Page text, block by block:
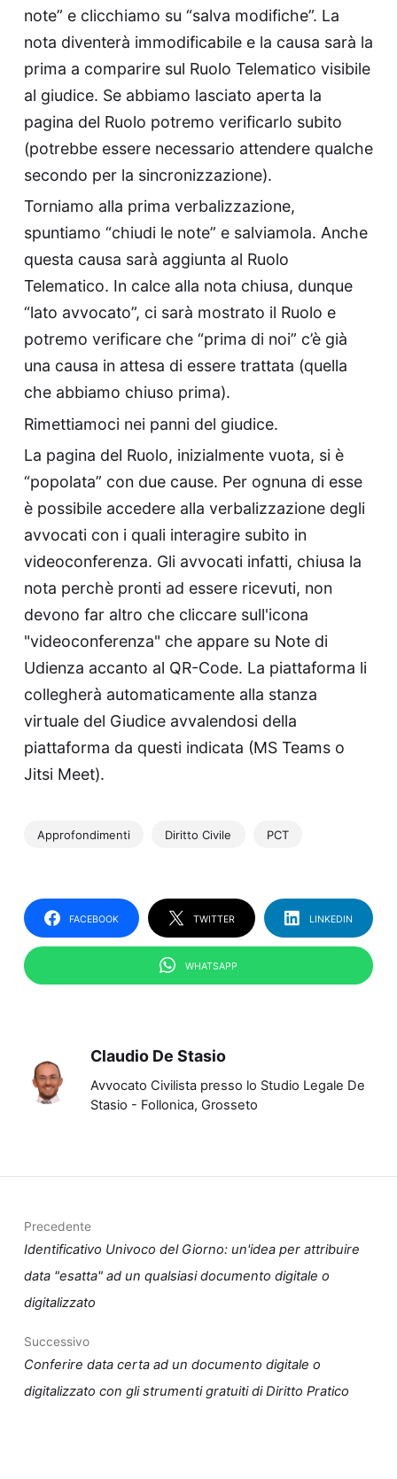
note” e clicchiamo su “salva modifiche”. La
nota diventerà immodificabile e la causa sarà la
prima a comparire sul Ruolo Telematico visibile
al giudice. Se abbiamo lasciato aperta la
pagina del Ruolo potremo verificarlo subito
(potrebbe essere necessario attendere qualche
secondo per la sincronizzazione).
Torniamo alla prima verbalizzazione,
spuntiamo “chiudi le note” e salviamola. Anche
questa causa sarà aggiunta al Ruolo
Telematico. In calce alla nota chiusa, dunque
“lato avvocato”, ci sarà mostrato il Ruolo e
potremo verificare che “prima di noi” c’è già
una causa in attesa di essere trattata (quella
che abbiamo chiuso prima).
Rimettiamoci nei panni del giudice.
La pagina del Ruolo, inizialmente vuota, si è
“popolata” con due cause. Per ognuna di esse
è possibile accedere alla verbalizzazione degli
avvocati con i quali interagire subito in
videoconferenza. Gli avvocati infatti, chiusa la
nota perchè pronti ad essere ricevuti, non
devono far altro che cliccare sull'icona
"videoconferenza" che appare su Note di
Udienza accanto al QR-Code. La piattaforma li
collegherà automaticamente alla stanza
virtuale del Giudice avvalendosi della
piattaforma da questi indicata (MS Teams o
Jitsi Meet).
Approfondimenti Diritto Civile PCT
FACEBOOK TWITTER LINKEDIN
WHATSAPP
Claudio De Stasio
Avvocato Civilista presso lo Studio Legale De
Stasio - Follonica, Grosseto
Precedente
Identificativo Univoco del Giorno: un'idea per attribuire
data "esatta" ad un qualsiasi documento digitale o
digitalizzato
Successivo
Conferire data certa ad un documento digitale o
digitalizzato con gli strumenti gratuiti di Diritto Pratico